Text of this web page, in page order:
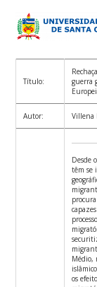
Título:
guerra
Autor: Villena
Desde
têm se
Médio,
os